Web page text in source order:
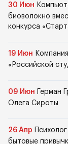
30 Июн
биоволокно
конкурса
19 Июн
«Российской
09 Июн
Герман
Олега Сироты
26 Апр
бытовые